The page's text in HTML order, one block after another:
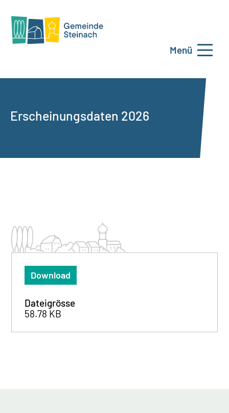
Menü
Erscheinungsdaten 2026
Download
Dateigrösse
58.78 KB